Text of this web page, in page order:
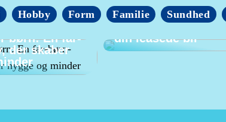
Hobby Form Familie Sundhed
børn: En far-
der skaber
Tag på tur til
din leasede bil